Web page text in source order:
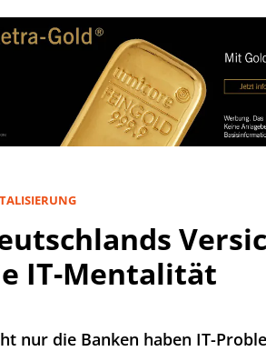
IT-Mentalität
nur die Banken haben IT-